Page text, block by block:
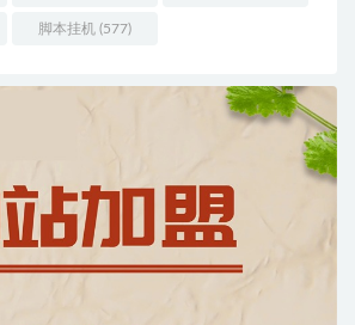
脚本挂机 (577)